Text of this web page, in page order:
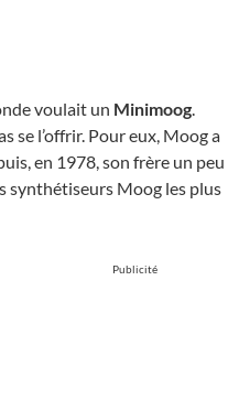
voulait un Minimoog.
se l’offrir. Pour eux, Moog a
en 1978, son frère un peu
synthétiseurs Moog les plus
Publicité